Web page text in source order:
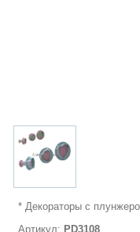
* Декораторы с
Артикул: PD3108